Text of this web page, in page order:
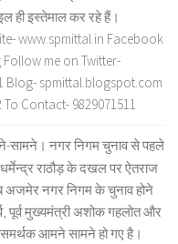
ही इस्तेमाल कर रहे हैं।
www.spmittal.in Facebook
me on Twitter-
Blog- spmittal.blogspot.com
Contact- 9829071511
नगर निगम चुनाव से पहले
राठौड़ के दखल पर ऐतराज
अजमेर नगर निगम के चुनाव होने
पूर्व मुख्यमंत्री अशोक गहलोत और
आमने सामने हो गए है।